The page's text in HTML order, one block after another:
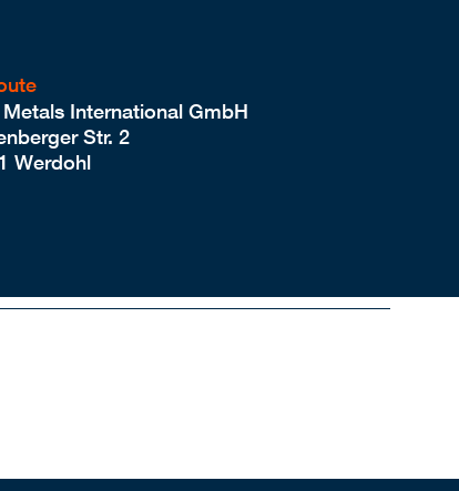
International GmbH
Str. 2
Werdohl